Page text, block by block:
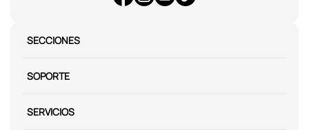
SECCIONES
SOPORTE
SERVICIOS